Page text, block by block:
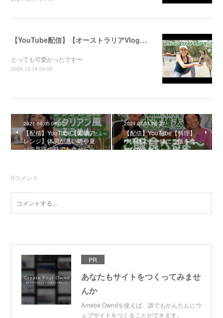
【YouTube配信】【オーストラリアVlog】自然公園で動物たちと触れ合ってきました〜
とっても可愛かったです〜
2024.12.14 04:00
2021.08.05 06:30
【配信】YouTube【素麺ア
レンジ】体調が悪い時や夏
バテ気味の時でも食べら…
2021.07.31 06:27
【配信】YouTube【料理】
小澤雄太と一緒にご飯を食
べながらおしゃべりした…
0コメント
PR
あなたもサイトをつくってみませ
んか
Ameba Owndを使えば、誰でもかんたんにウ
ェブサイトをつくることができます。